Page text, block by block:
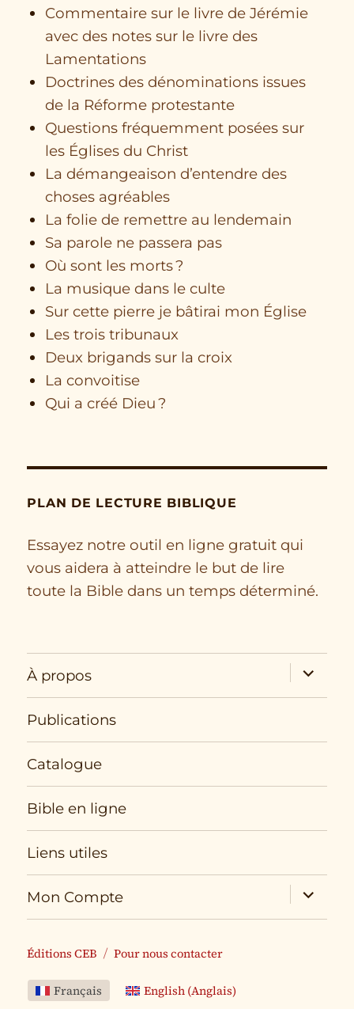
Commentaire sur le livre de Jérémie
avec des notes sur le livre des
Lamentations
Doctrines des dénominations issues
de la Réforme protestante
Questions fréquemment posées sur
les Églises du Christ
La démangeaison d’entendre des
choses agréables
La folie de remettre au lendemain
Sa parole ne passera pas
Où sont les morts ?
La musique dans le culte
Sur cette pierre je bâtirai mon Église
Les trois tribunaux
Deux brigands sur la croix
La convoitise
Qui a créé Dieu ?
PLAN DE LECTURE BIBLIQUE
Essayez notre outil en ligne gratuit qui
vous aidera à atteindre le but de lire
toute la Bible dans un temps déterminé.
À propos
expand
child
menu
Publications
Catalogue
Bible en ligne
Liens utiles
Mon Compte
expand
child
menu
Éditions CEB Pour nous contacter
Français English (Anglais)